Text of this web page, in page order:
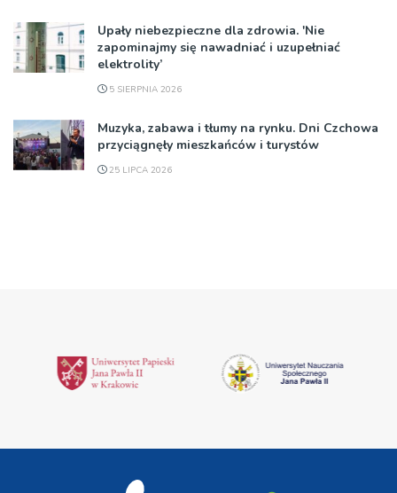
Upały niebezpieczne dla zdrowia. 'Nie
zapominajmy się nawadniać i uzupełniać
elektrolity’
5 SIERPNIA 2026
Muzyka, zabawa i tłumy na rynku. Dni Czchowa
przyciągnęły mieszkańców i turystów
25 LIPCA 2026